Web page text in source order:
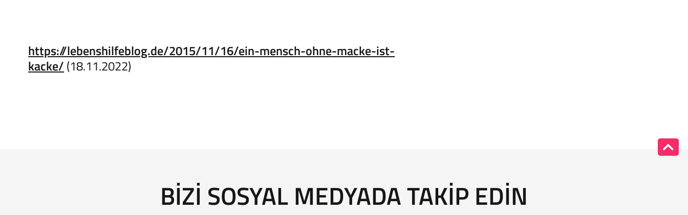
https://lebenshilfeblog.de/2015/11/16/ein-mensch-ohne-macke-ist-
kacke/(18.11.2022)
BIZI SOSYAL MEDYADA TAKIP EDIN